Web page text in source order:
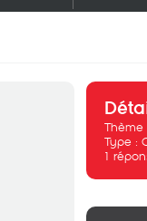
Thème
Type :
1